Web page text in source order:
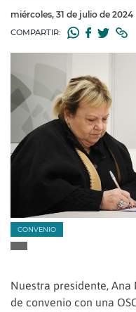
miércoles, 31 de julio de 2024
COMPARTIR:
CONVENIO
Nuestra presidente,
de convenio con una